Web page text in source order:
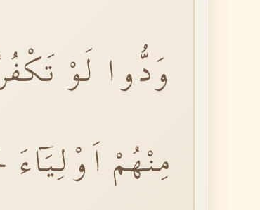
وَدُّوا لَوْ
مِنْهُمْ